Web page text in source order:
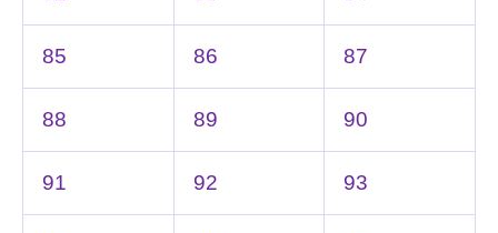
85 86 87
88 89 90
91 92 93